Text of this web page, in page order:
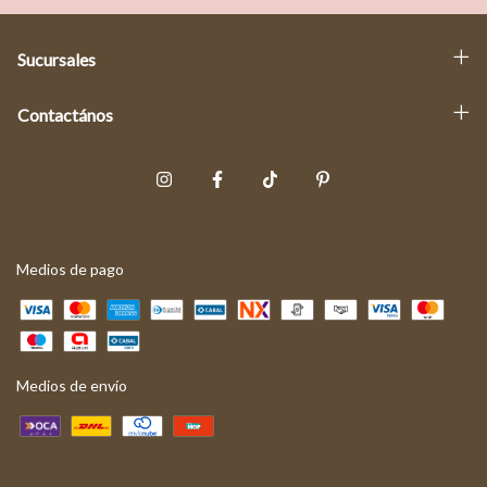
Sucursales
Contactános
Medios de pago
Medios de envío